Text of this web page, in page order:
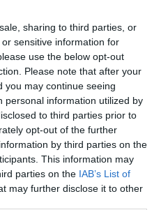
sharing to third parties, or
sensitive information for
use the below opt-out
Please note that after your
you may continue seeing
personal information utilized by
to third parties prior to
opt-out of the further
by third parties on the
This information may
parties on the IAB’s List of
may further disclose it to other
στοGoogle Newsκαι
για την Τέχνη και τον